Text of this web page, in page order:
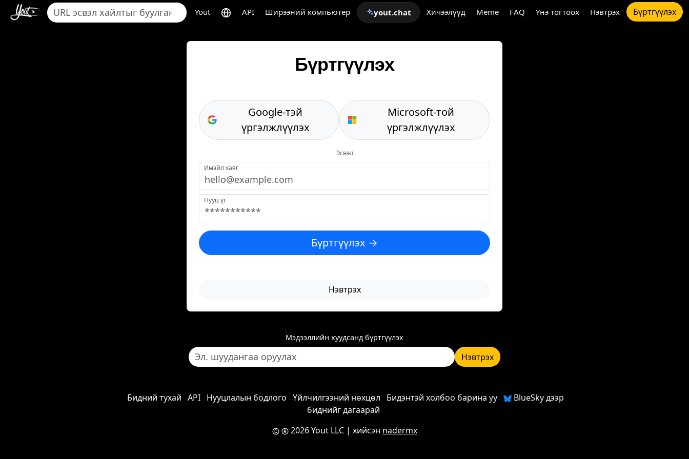
Yout API Ширээний компьютер yout.chat Хичээлүүд Meme FAQ Үнэ тогтоох Нэвтрэх Бүртгүүлэх
Бүртгүүлэх
Google-тэй
үргэлжлүүлэх
Microsoft-той
үргэлжлүүлэх
Эсвэл
Имэйл хаяг
Нууц үг
Бүртгүүлэх →
Нэвтрэх
Мэдээллийн хуудсанд бүртгүүлэх
Нэвтрэх
Бидний тухай API Нууцлалын бодлого Үйлчилгээний нөхцөл Бидэнтэй холбоо барина уу
BlueSky дээр
биднийг дагаарай
2026 Yout LLC| хийсэн nadermx